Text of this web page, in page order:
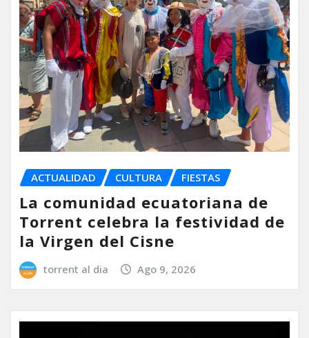
ACTUALIDAD CULTURA FIESTAS
La comunidad ecuatoriana de
Torrent celebra la festividad de
la Virgen del Cisne
torrent al dia Ago 9, 2026